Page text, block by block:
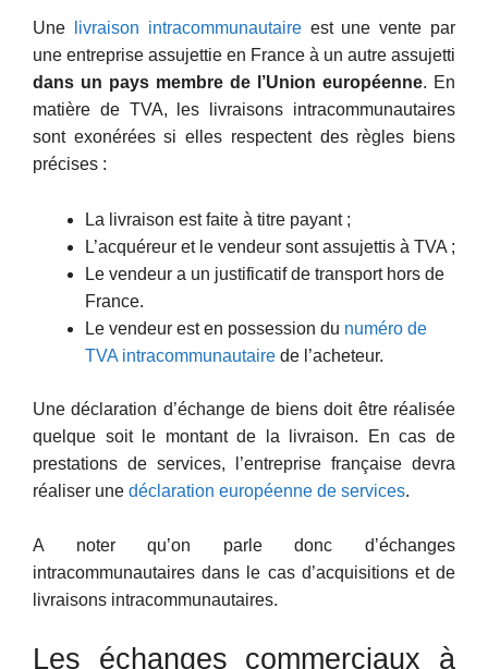
Une livraison intracommunautaireest une vente par
une entreprise assujettie en France à un autre assujetti
dans un pays membre de l’Union européenne. En
matière de TVA, les livraisons intracommunautaires
sont exonérées si elles respectent des règles biens
précises :
La livraison est faite à titre payant ;
L’acquéreur et le vendeur sont assujettis à TVA ;
Le vendeur a un justificatif de transport hors de
France.
Le vendeur est en possession du numéro de
TVA intracommunautaire de l’acheteur.
Une déclaration d’échange de biens doit être réalisée
quelque soit le montant de la livraison. En cas de
prestations de services, l’entreprise française devra
réaliser une déclaration européenne de services.
A noter qu’on parle donc d’échanges
intracommunautaires dans le cas d’acquisitions et de
livraisons intracommunautaires.
Les échanges commerciaux à